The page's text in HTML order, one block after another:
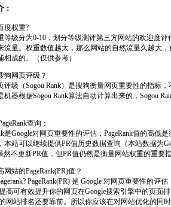
：
度权重?
等级分为0-10，划分等级测评第三方网站的欢迎度
流量。权重数值越大，那么网站的自然流量久越大
相成的。（仅供参考）
狗网页评级？
评级（Sogou Rank）是搜狗衡量网页重要性的指标
机器根据Sogou Rank算法自动计算出来的，Sogou
查询：
是Google对网页重要性的评估，PageRank值的高
本站可以继续提供PR值历史数据查询（本站数据为
然不更新PR值，但PR值仍然是衡量网站权重的重要
网站的PageRank(PR)值？
PageRank(PR) 是 Google 对网页重要性的评估
高可有效提升你的网页在Google搜索引擎中的页面
网站排名还要靠前。所以你应该在对网站优化的同